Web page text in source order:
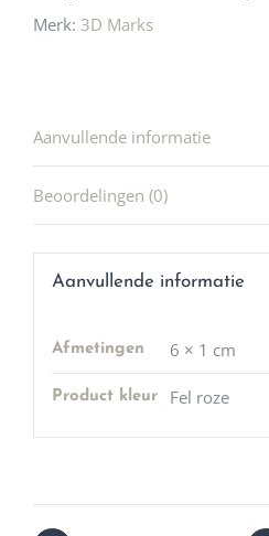
Merk: 3D Marks
Aanvullende informatie
Beoordelingen (0)
Aanvullende informatie
Afmetingen 6 × 1 cm
Product kleur Fel roze